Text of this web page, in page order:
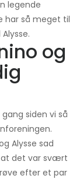
legende
har så meget til
og
siden vi så
Alysse sad
at det var svært
efter et par